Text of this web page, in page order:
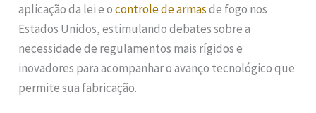
aplicação da lei e ocontrole de armasde fogo nos
Estados Unidos, estimulando debates sobre a
necessidade de regulamentos mais rígidos e
inovadores para acompanhar o avanço tecnológico que
permite sua fabricação.